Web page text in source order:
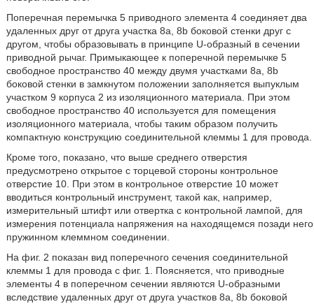
Поперечная перемычка 5 приводного элемента 4 соединяет два
удаленных друг от друга участка 8a, 8b боковой стенки друг с
другом, чтобы образовывать в принципе U-образный в сечении
приводной рычаг. Примыкающее к поперечной перемычке 5
свободное пространство 40 между двумя участками 8a, 8b
боковой стенки в замкнутом положении заполняется выпуклым
участком 9 корпуса 2 из изоляционного материала. При этом
свободное пространство 40 используется для помещения
изоляционного материала, чтобы таким образом получить
компактную конструкцию соединительной клеммы 1 для провода.
Кроме того, показано, что выше среднего отверстия
предусмотрено открытое с торцевой стороны контрольное
отверстие 10. При этом в контрольное отверстие 10 может
вводиться контрольный инструмент, такой как, например,
измерительный штифт или отвертка с контрольной лампой, для
измерения потенциала напряжения на находящемся позади него
пружинном клеммном соединении.
На фиг. 2 показан вид поперечного сечения соединительной
клеммы 1 для провода с фиг. 1. Поясняется, что приводные
элементы 4 в поперечном сечении являются U-образными
вследствие удаленных друг от друга участков 8a, 8b боковой